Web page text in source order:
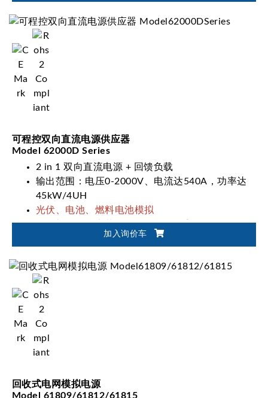
可程控双向直流电源供应器
Model 62000D Series
2 in 1 双向直流电源 + 回馈负载
输出范围：电压0-2000V、电流达540A，功率达
45kW/4UH
光伏、电池、燃料电池模拟
一键切换双输出范围(62000D-HL系列)
加入询价车
回收式电网模拟电源
Model 61809/61812/61815